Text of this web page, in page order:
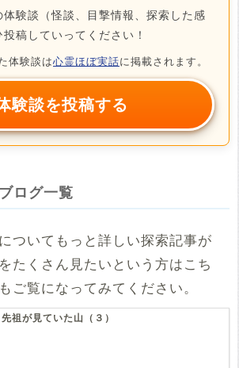
験談（怪談、目撃情報、探索した感
稿していってください！
体験談は心霊ほぼ実話に掲載されます。
験談を投稿する
ログ一覧
ついてもっと詳しい探索記事が
たくさん見たいという方はこち
ご覧になってみてください。
先祖が見ていた山（３）